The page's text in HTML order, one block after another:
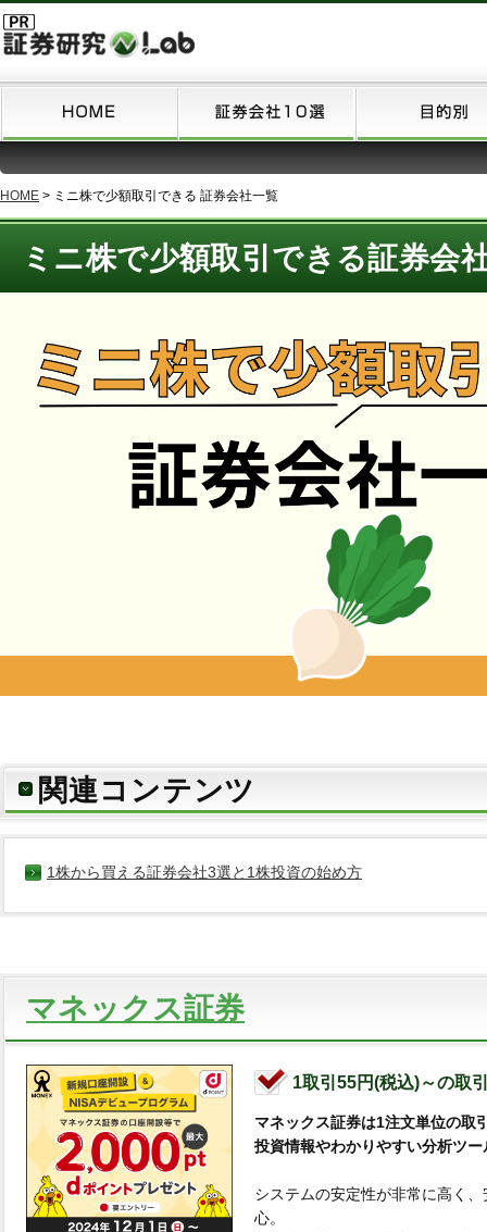
HOME > ミニ株で少額取引できる 証券会社一覧
ミニ株で少額取引できる証券会
関連コンテンツ
1株から買える証券会社3選と1株投資の始め方
マネックス証券
1取引55円(税込)～の取
マネックス証券は1注文単位の取
投資情報やわかりやすい分析ツー
システムの安定性が非常に高く
心。